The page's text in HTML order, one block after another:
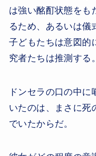
は強い酩酊状態をも
るため、あるいは儀
子どもたちは意図的
究者たちは推測する。
ドンセラの口の中
いたのは、まさに死
でいたからだ。